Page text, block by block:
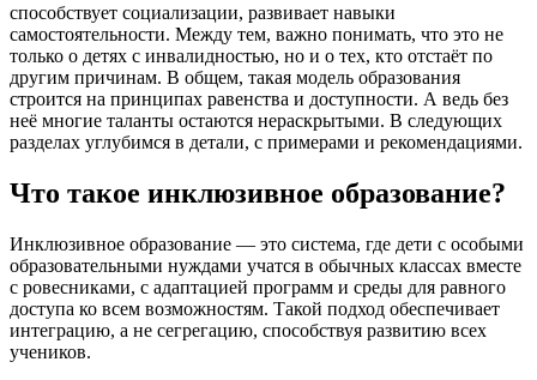
способствует социализации, развивает навыки
самостоятельности. Между тем, важно понимать, что это не
только о детях с инвалидностью, но и о тех, кто отстаёт по
другим причинам. В общем, такая модель образования
строится на принципах равенства и доступности. А ведь без
неё многие таланты остаются нераскрытыми. В следующих
разделах углубимся в детали, с примерами и рекомендациями.
Что такое инклюзивное образование?
Инклюзивное образование — это система, где дети с особыми
образовательными нуждами учатся в обычных классах вместе
с ровесниками, с адаптацией программ и среды для равного
доступа ко всем возможностям. Такой подход обеспечивает
интеграцию, а не сегрегацию, способствуя развитию всех
учеников.